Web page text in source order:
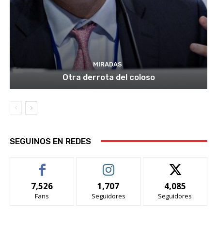
MIRADAS
Otra derrota del coloso
SEGUINOS EN REDES
7,526
Fans
1,707
Seguidores
4,085
Seguidores